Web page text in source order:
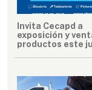
Invita Cecapd a
exposición y
productos este